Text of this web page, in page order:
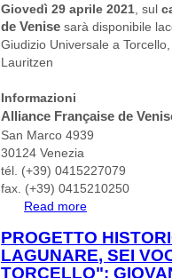
Giovedì 29 aprile 2021 , sul
de Venisesarà disponibile
Giudizio Universale a
Lauritzen
Informazioni
Alliance Française de
San Marco 4939
30124 Venezia
tél. (+39) 0415227079
fax. (+39) 0415210250
Read more
ASSUNTA DI
PROGETTO
LAGUNARE, SEI
TORCELLO":